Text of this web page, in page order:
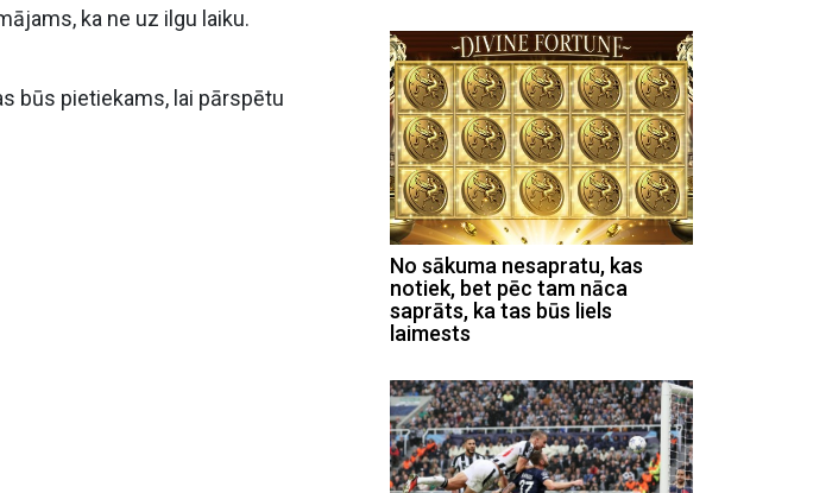
ka ne uz ilgu laiku.
būs pietiekams, lai pārspētu
No sākuma nesapratu, kas
notiek, bet pēc tam nāca
saprāts, ka tas būs liels
laimests